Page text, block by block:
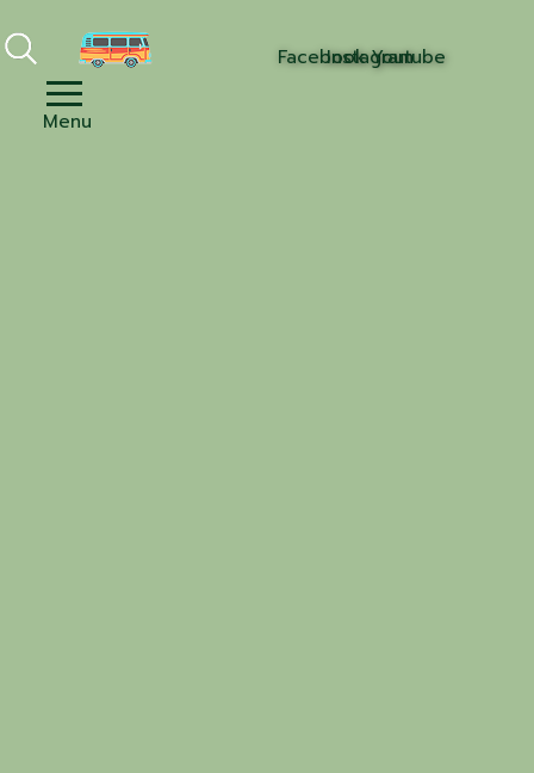
FacebookInstagram
Youtube
Menu